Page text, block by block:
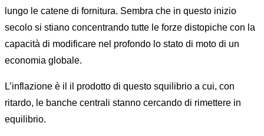
lungo le catene di fornitura. Sembra che in questo inizio
secolo si stiano concentrando tutte le forze distopiche con la
capacità di modificare nel profondo lo stato di moto di un
economia globale.
L’inflazione è il il prodotto di questo squilibrio a cui, con
ritardo, le banche centrali stanno cercando di rimettere in
equilibrio.